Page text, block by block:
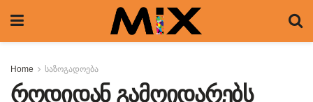
Home საზოგადოება
როდიდან გამოიდარებს